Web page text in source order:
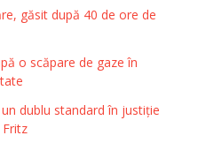
găsit după 40 de ore de
o scăpare de gaze în
dublu standard în justiție